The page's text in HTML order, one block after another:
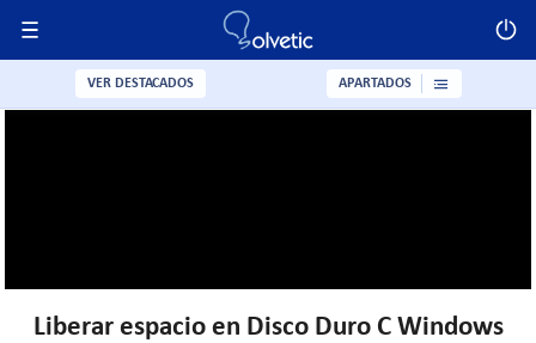
Liberar espacio en Disco Duro C Windows
VER DESTACADOS APARTADOS